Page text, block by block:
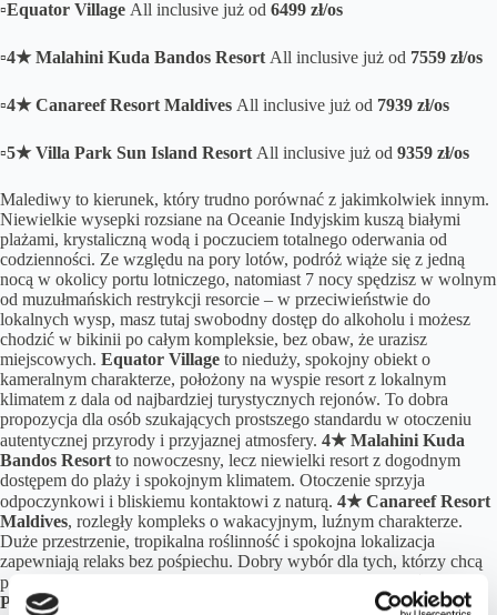
▫️Equator Village All inclusive już od 6499 zł/os
▫️4★ Malahini Kuda Bandos Resort All inclusive już od 7559 zł/os
▫️4★ Canareef Resort Maldives All inclusive już od 7939 zł/os
▫️5★ Villa Park Sun Island Resort All inclusive już od 9359 zł/os
Malediwy to kierunek, który trudno porównać z jakimkolwiek innym.
Niewielkie wysepki rozsiane na Oceanie Indyjskim kuszą białymi
plażami, krystaliczną wodą i poczuciem totalnego oderwania od
codzienności. Ze względu na pory lotów, podróż wiąże się z jedną
nocą w okolicy portu lotniczego, natomiast 7 nocy spędzisz w wolnym
od muzułmańskich restrykcji resorcie – w przeciwieństwie do
lokalnych wysp, masz tutaj swobodny dostęp do alkoholu i możesz
chodzić w bikinii po całym kompleksie, bez obaw, że urazisz
miejscowych. Equator Village to nieduży, spokojny obiekt o
kameralnym charakterze, położony na wyspie resort z lokalnym
klimatem z dala od najbardziej turystycznych rejonów. To dobra
propozycja dla osób szukających prostszego standardu w otoczeniu
autentycznej przyrody i przyjaznej atmosfery. 4★ Malahini Kuda
Bandos Resort to nowoczesny, lecz niewielki resort z dogodnym
dostępem do plaży i spokojnym klimatem. Otoczenie sprzyja
odpoczynkowi i bliskiemu kontaktowi z naturą. 4★ Canareef Resort
Maldives, rozległy kompleks o wakacyjnym, luźnym charakterze.
Duże przestrzenie, tropikalna roślinność i spokojna lokalizacja
zapewniają relaks bez pośpiechu. Dobry wybór dla tych, którzy chcą
poczuć przestrzeń i swobodę, nie rezygnując z komfortu.
Park Sun Island Resort
ozbudowany resort na dużej wyspie,